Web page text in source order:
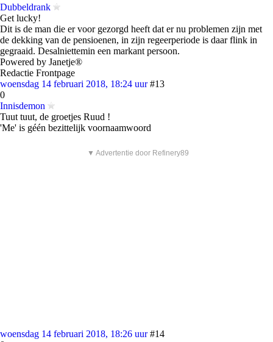
Dubbeldrank
Get lucky!
Dit is de man die er voor gezorgd heeft dat er nu problemen zijn met
de dekking van de pensioenen, in zijn regeerperiode is daar flink in
gegraaid. Desalniettemin een markant persoon.
Powered by Janetje®
Redactie Frontpage
woensdag 14 februari 2018, 18:24 uur #13
0
Innisdemon
Tuut tuut, de groetjes Ruud !
'Me' is géén bezittelijk voornaamwoord
▼ Advertentie door Refinery89
woensdag 14 februari 2018, 18:26 uur #14